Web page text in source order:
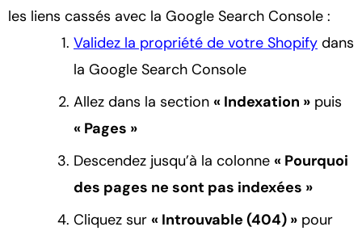
les liens cassés avec la Google Search Console :
Validez la propriété de votre Shopify dans
la Google Search Console
Allez dans la section « Indexation » puis
« Pages »
Descendez jusqu’à la colonne « Pourquoi
des pages ne sont pas indexées »
Cliquez sur « Introuvable (404) » pour